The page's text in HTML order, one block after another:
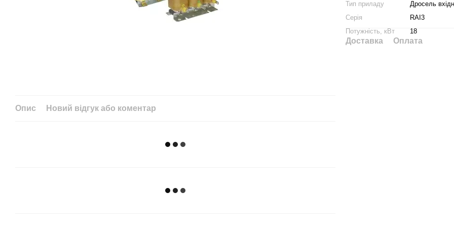
Опис Новий відгук або коментар
Тип приладу
Дросель
Серія
RAI3
Потужність, кВт
18
Доставка Оплата